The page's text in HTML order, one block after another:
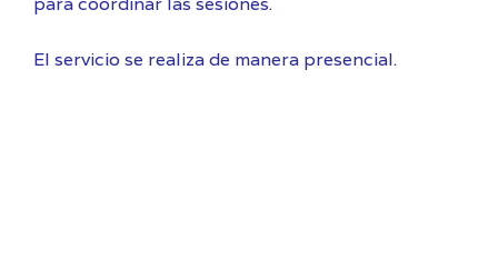
El servicio se realiza de manera presencial.